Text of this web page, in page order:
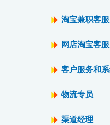
淘宝兼职客服
网店淘宝客服
客户服务和
物流专员
渠道经理